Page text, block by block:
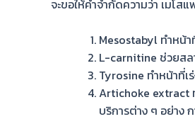
จะขอให้คำจำกัดความว่า เมโส
Mesostabyl ทำหน้
L-carnitine ช่วยสล
Tyrosine ทำหน้าที่เ
Artichoke extract
บริการต่าง ๆ อย่าง